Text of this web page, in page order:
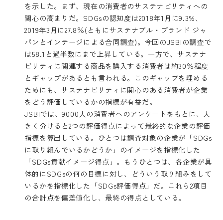
を示した。まず、現在の消費者のサステナビリティへの
関心の高まりだ。SDGsの認知度は2018年1月に9.3%、
2019年3月に27.8％(ともにサステナブル・ブランド ジャ
パンとインテージによる合同調査)。今回のJSBIの調査で
は58.1と過半数にまで上昇している。一方で、サステナ
ビリティに関連する商品を購入する消費者は約30％程度
とギャップがあるとも言われる。このギャップを埋める
ためにも、サステナビリティに関心のある消費者が企業
をどう評価しているかの指標が有益だ。
JSBIでは、9000人の消費者へのアンケートをもとに、大
きく分けると2つの評価得点によって最終的な企業の評価
指標を算出している。ひとつは調査対象の企業が「SDGs
に取り組んでいるかどうか」のイメージを指標化した
「SDGs貢献イメージ得点」。もうひとつは、各企業が具
体的にSDGsの何の目標に対し、どういう取り組みをして
いるかを指標化した「SDGs評価得点」だ。これら2項目
の合計点を偏差値化し、最終の得点としている。